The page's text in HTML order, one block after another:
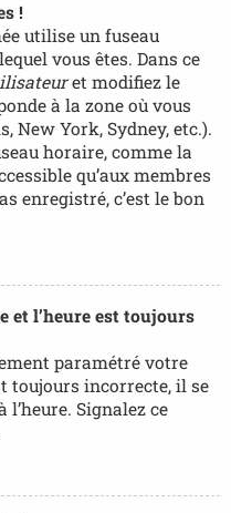
!
utilise un fuseau
vous êtes. Dans ce
et modifiez le
à la zone où vous
New York, Sydney, etc.).
horaire, comme la
qu’aux membres
enregistré, c’est le bon
et l’heure est toujours
paramétré votre
toujours incorrecte, il se
l’heure. Signalez ce